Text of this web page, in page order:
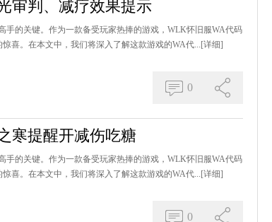
审判、减疗效果提示
的关键。作为一款备受玩家热捧的游戏，WLK怀旧服WA代码
喜。在本文中，我们将深入了解这款游戏的WA代... [详细]
0
寒提醒开减伤吃糖
的关键。作为一款备受玩家热捧的游戏，WLK怀旧服WA代码
喜。在本文中，我们将深入了解这款游戏的WA代... [详细]
0